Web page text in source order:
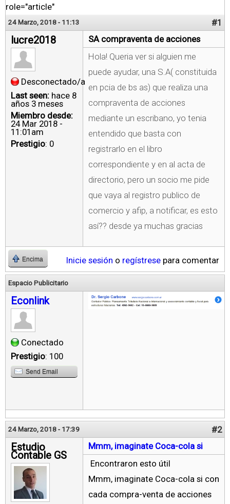
role="article"
24 Marzo, 2018 - 11:13 #1
lucre2018
Desconectado/a
Last seen: hace 8
años 3 meses
Miembro desde:
24 Mar 2018 -
11:01am
Prestigio: 0
SA compraventa de acciones
Hola! Queria ver si alguien me
puede ayudar, una S.A( constituida
en pcia de bs as) que realiza una
compraventa de acciones
mediante un escribano, yo tenia
entendido que basta con
registrarlo en el libro
correspondiente y en al acta de
directorio, pero un socio me pide
que vaya al registro publico de
comercio y afip, a notificar, es esto
así?? desde ya muchas gracias
Encima Inicie sesión o regístrese para comentar
Espacio Publicitario
Econlink
Conectado
Prestigio: 100
Send Email
24 Marzo, 2018 - 17:39 #2
Estudio
Contable GS
Mmm, imaginate Coca-cola si
Encontraron esto útil
Mmm, imaginate Coca-cola si con
cada compra-venta de acciones